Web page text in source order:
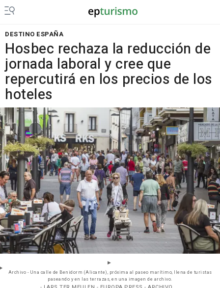
DESTINO ESPAÑA
Hosbec rechaza la reducción de
jornada laboral y cree que
repercutirá en los precios de los
hoteles
Archivo - Una calle de Benidorm (Alicante), próxima al paseo marítimo, llena de turistas
paseando y en las terrazas, en una imagen de archivo.